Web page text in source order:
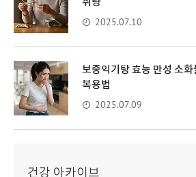
취량
2025.07.10
보중익기탕 효능 만성 소
복용법
2025.07.09
건강 아카이브